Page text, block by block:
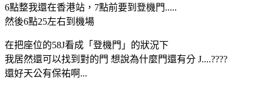
6點整我還在香港站，7點前要到登機門.....
然後6點25左右到機場
在把座位的58J看成「登機門」的狀況下
我居然還可以找到對的門 想說為什麼門還有分 J....????
還好天公有保祐啊...